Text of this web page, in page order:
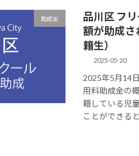
助成金
品川区 フ
額が助成さ
籍生）
2025-05-20
2025年5月14
用料助成金の
籍している児
ことができる